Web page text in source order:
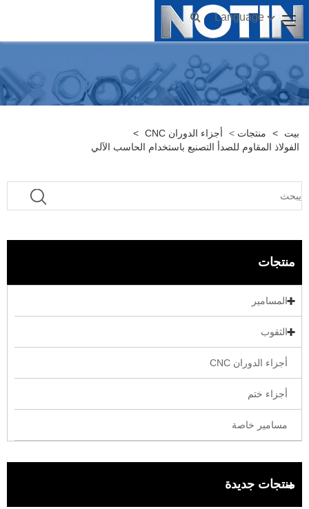
Language
بيت > منتجات > أجزاء الدوران CNC
>
الفولاذ المقاوم للصدأ التصنيع باستخدام الحاسب الآلي
منتجات
المسامير
الثقوب
أجزاء الدوران CNC
أجزاء ختم
مسامير خاصة
منتجات جديدة